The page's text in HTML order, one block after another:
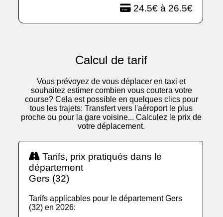
24.5€ à 26.5€
Calcul de tarif
Vous prévoyez de vous déplacer en taxi et
souhaitez estimer combien vous coutera votre
course? Cela est possible en quelques clics pour
tous les trajets: Transfert vers l'aéroport le plus
proche ou pour la gare voisine... Calculez le prix de
votre déplacement.
Tarifs, prix pratiqués dans le
département
Gers (32)
Tarifs applicables pour le département Gers
(32) en 2026: